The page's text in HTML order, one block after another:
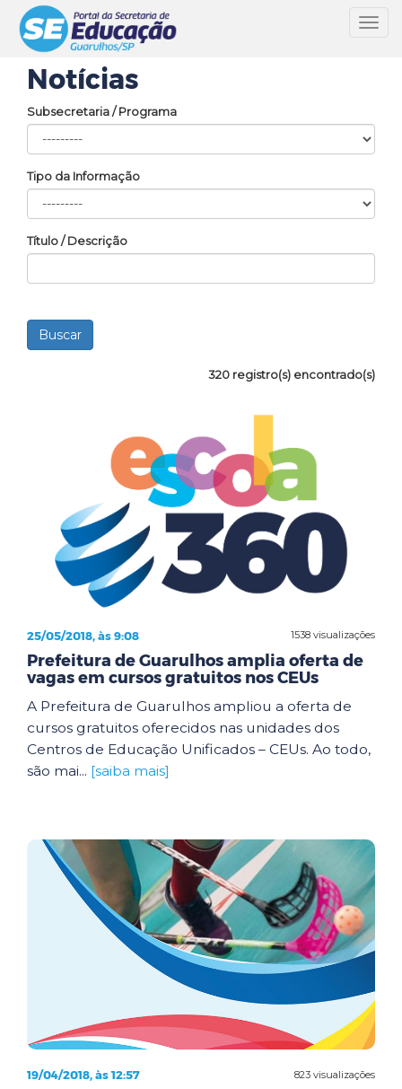
Notícias
Subsecretaria / Programa
Tipo da Informação
Título / Descrição
320 registro(s) encontrado(s)
1538 visualizações
25/05/2018, às 9:08
Prefeitura de Guarulhos amplia oferta de
vagas em cursos gratuitos nos CEUs
A Prefeitura de Guarulhos ampliou a oferta de
cursos gratuitos oferecidos nas unidades dos
Centros de Educação Unificados – CEUs. Ao todo,
são mai... [saiba mais]
823 visualizações
19/04/2018, às 12:57